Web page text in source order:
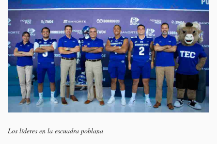
Los líderes en la escuadra poblana